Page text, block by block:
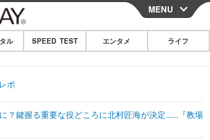
CLOSE
MENU
ル SPEED TEST エンタメ ライフ
ポ
？鍵握る重要な役どころに北村匠海が決定......『教場